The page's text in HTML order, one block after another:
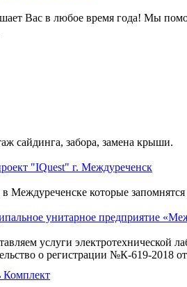
Вас в любое время года! Мы
сайдинга, забора, замена крыши.
"IQuest" г. Междуреченск
в Междуреченске которые
унитарное предприятие
услуги электротехнической
о регистрации №К-619-2018 от
Комплект